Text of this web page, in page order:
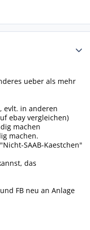
ueber als mehr
evlt. in anderen
ebay vergleichen)
machen
machen.
SAAB-Kaestchen"
das
FB neu an Anlage